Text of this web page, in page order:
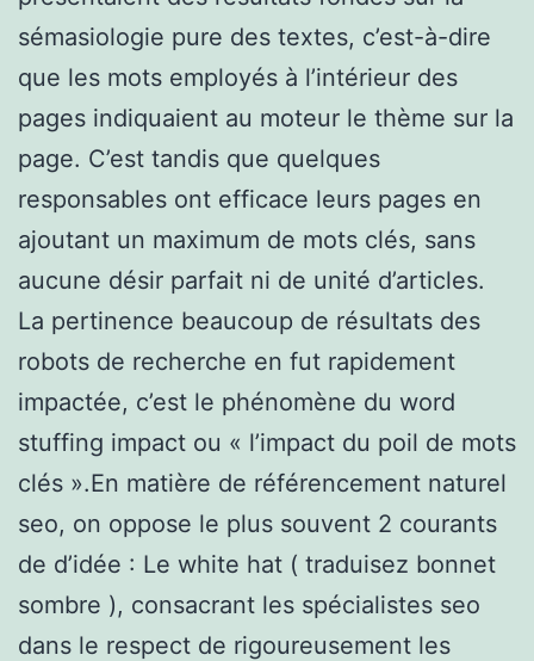
sémasiologie pure des textes, c’est-à-dire
que les mots employés à l’intérieur des
pages indiquaient au moteur le thème sur la
page. C’est tandis que quelques
responsables ont efficace leurs pages en
ajoutant un maximum de mots clés, sans
aucune désir parfait ni de unité d’articles.
La pertinence beaucoup de résultats des
robots de recherche en fut rapidement
impactée, c’est le phénomène du word
stuffing impact ou « l’impact du poil de mots
clés ».En matière de référencement naturel
seo, on oppose le plus souvent 2 courants
de d’idée : Le white hat ( traduisez bonnet
sombre ), consacrant les spécialistes seo
dans le respect de rigoureusement les